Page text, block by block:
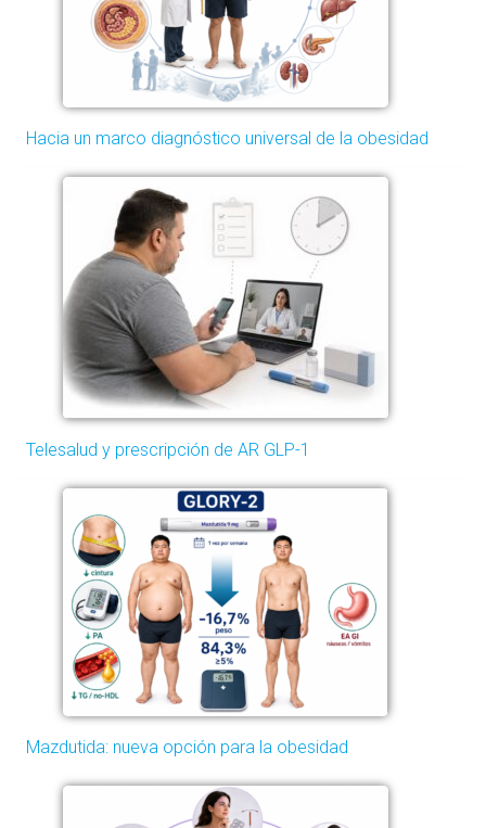
Hacia un marco diagnóstico universal de la obesidad
Telesalud y prescripción de AR GLP-1
Mazdutida: nueva opción para la obesidad